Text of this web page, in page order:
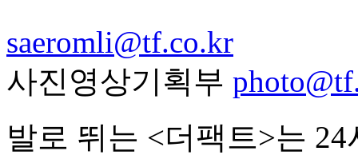
saeromli@tf.co.kr
사진영상기획부
발로 뛰는 <더팩트>는